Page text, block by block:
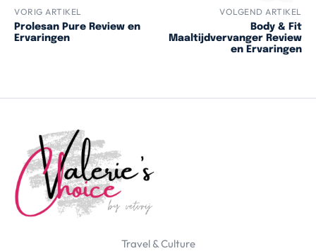
VORIG ARTIKEL
Prolesan Pure Review en
Ervaringen
VOLGEND ARTIKEL
Body & Fit
Maaltijdvervanger Review
en Ervaringen
Travel & Culture